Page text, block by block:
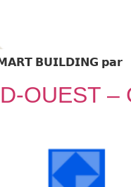
𝗕𝗨𝗜𝗟𝗗𝗜𝗡𝗚 𝗽𝗮𝗿
OUEST